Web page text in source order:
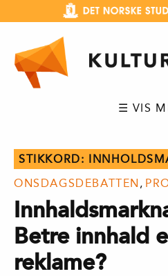
innhold
☰ VIS
STIKKORD:
ONSDAGSDEBATTEN ,
Betre innhald
reklame?